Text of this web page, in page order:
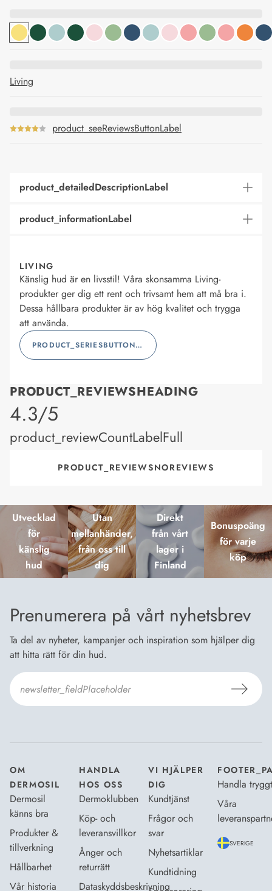
Living
product_seeReviewsButtonLabel
product_detailedDescriptionLabel
product_informationLabel
LIVING
Känslig hud är en livsstil! Våra skonsamma Living-
produkter ger dig ett rent och trivsamt hem att må bra i.
Dessa hållbara produkter är av hög kvalitet och trygga
att använda.
PRODUCT_SERIESBUTTONLABEL
PRODUCT_REVIEWSHEADING
product_rating
4.3/5
product_reviewCountLabelFull
PRODUCT_REVIEWSNOREVIEWS
Utvecklad
för
känslig
hud
Utan
mellanhänder,
från oss till
dig
Direkt
från vårt
lager i
Finland
Bonuspoäng
för varje
köp
Prenumerera på vårt nyhetsbrev
Ta del av nyheter, kampanjer och inspiration som hjälper dig
att hitta rätt för din hud.
OM
DERMOSIL
Dermosil
känns bra
Produkter &
tillverkning
Hållbarhet
Vår historia
HANDLA
HOS OSS
Dermoklubben
Köp- och
leveransvillkor
Ånger och
returrätt
Dataskyddsbeskrivning
VI HJÄLPER
DIG
Kundtjänst
Frågor och
svar
Nyhetsartiklar
Kundtidning
Handla tryggt
Våra
SVERIGE